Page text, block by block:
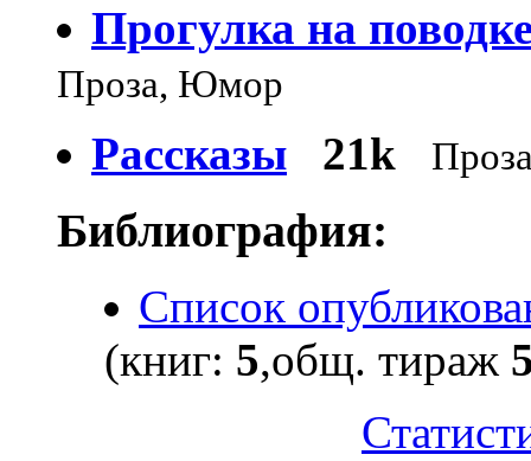
Прогулка на
Проза, Юмор
Рассказы 21k
Библиография:
Список
(книг: 5,общ. тираж